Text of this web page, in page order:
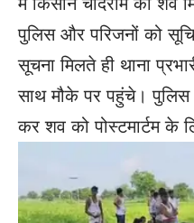
पुलिस और परिजनों को
सूचना मिलते ही थाना
साथ मौके पर पहुंचे। पुलिस
कर शव को पोस्टमार्टम के